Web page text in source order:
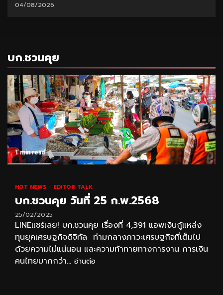
04/08/2026
บก.ชวนคุย
1 min read
HOT NEWS EDITOR TALK
บก.ชวนคุย วันที่ 25 ก.พ.2568
25/02/2025
LINEแชร์เลย! บก.ชวนคุย เรื่องที่ 4,391 แอพเงินกู้แหล่ง
ทุนยุคเศรษฐกิจดิจิทัล ท่ามกลางภาวะเศรษฐกิจที่เต็มไป
ด้วยความไม่แน่นอน และความท้าทายทางการงาน การเงิน
คนไทยมากกว่า... อ่านต่อ